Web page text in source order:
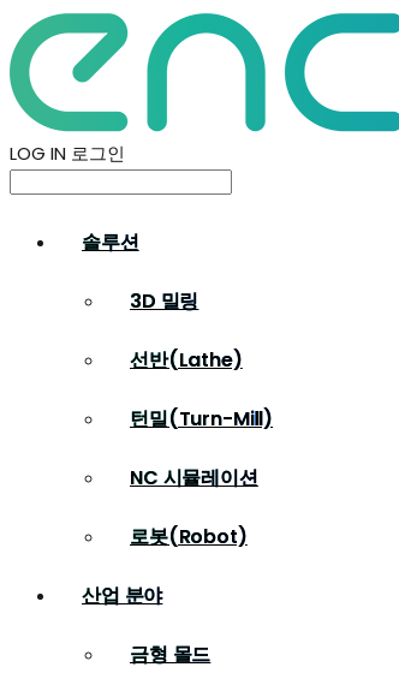
LOG IN 로그인
솔루션
3D 밀링
선반(Lathe)
턴밀(Turn-Mill)
NC 시뮬레이션
로봇(Robot)
산업 분야
금형 몰드